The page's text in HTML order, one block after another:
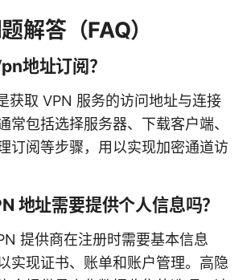
解答（FAQ）
地址订阅？
获取 VPN 服务的访问地址与连接
常包括选择服务器、下载客户端、
订阅等步骤，用以实现加密通道访
地址需要提供个人信息吗？
提供商在注册时需要基本信息
实现证书、账单和账户管理。高隐